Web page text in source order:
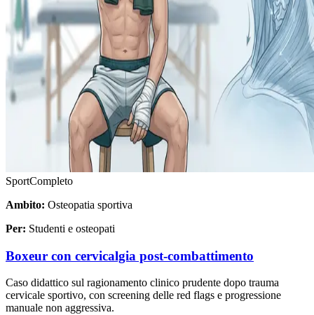
SportCompleto
Ambito: Osteopatia sportiva
Per: Studenti e osteopati
Boxeur con cervicalgia post-combattimento
Caso didattico sul ragionamento clinico prudente dopo trauma
cervicale sportivo, con screening delle red flags e progressione
manuale non aggressiva.